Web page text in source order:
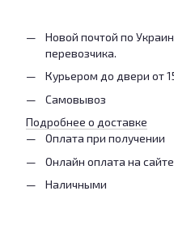
Новой почтой по
перевозчика.
Курьером до двери от
Самовывоз
Подробнее о доставке
Оплата при получении
Онлайн оплата на сайте
Наличными